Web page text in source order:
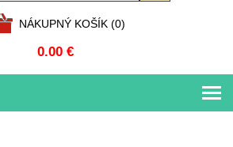
NÁKUPNÝ KOŠÍK (0)
0.00 €